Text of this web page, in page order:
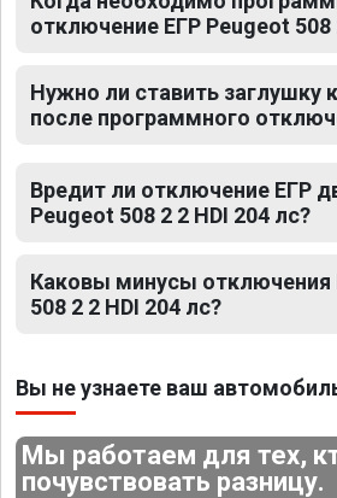
отключение ЕГР Peugeot 508
Нужно ли ставить заглушку
после программного
Вредит ли отключение ЕГР
Peugeot 508 2 2 HDI 204 лс?
Каковы минусы отключения
508 2 2 HDI 204 лс?
Вы не узнаете ваш
Мы работаем для тех,
почувствовать разницу.